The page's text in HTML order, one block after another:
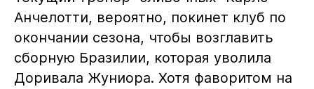
Анчелотти, вероятно, покинет клуб по
окончании сезона, чтобы возглавить
сборную Бразилии, которая уволила
Доривала Жуниора. Хотя фаворитом на